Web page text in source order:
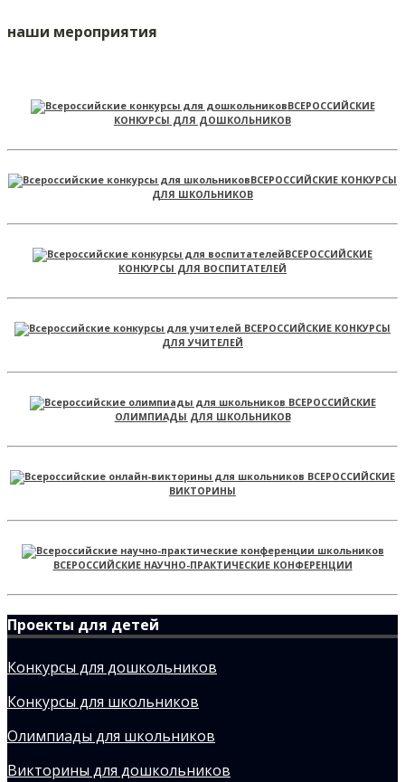
наши мероприятия
ВСЕРОССИЙСКИЕ
КОНКУРСЫ ДЛЯ ДОШКОЛЬНИКОВ
ВСЕРОССИЙСКИЕ КОНКУРСЫ
ДЛЯ ШКОЛЬНИКОВ
ВСЕРОССИЙСКИЕ
КОНКУРСЫ ДЛЯ ВОСПИТАТЕЛЕЙ
ВСЕРОССИЙСКИЕ КОНКУРСЫ
ДЛЯ УЧИТЕЛЕЙ
ВСЕРОССИЙСКИЕ
ОЛИМПИАДЫ ДЛЯ ШКОЛЬНИКОВ
ВСЕРОССИЙСКИЕ
ВИКТОРИНЫ
ВСЕРОССИЙСКИЕ НАУЧНО-ПРАКТИЧЕСКИЕ КОНФЕРЕНЦИИ
Проекты для детей
Конкурсы для дошкольников
Конкурсы для школьников
Олимпиады для школьников
Викторины для дошкольников